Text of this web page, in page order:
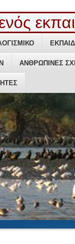
ΑΝΘΡΩΠΙΝΕΣ
ΑΝΘΡΩΠΙΝΕΣ